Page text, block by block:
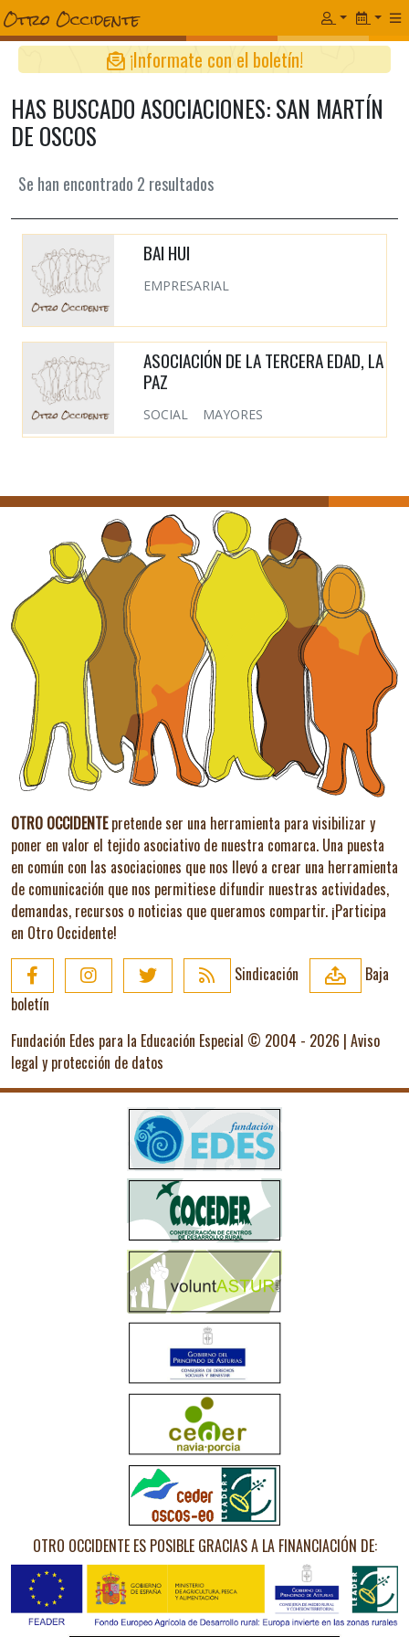
¡Informate con el boletín!
HAS BUSCADO ASOCIACIONES: SAN MARTÍN
DE OSCOS
Se han encontrado 2 resultados
BAI HUI
EMPRESARIAL
ASOCIACIÓN DE LA TERCERA EDAD, LA
PAZ
SOCIAL MAYORES
OTRO OCCIDENTEpretende ser una herramienta para visibilizar y
poner en valor el tejido asociativo de nuestra comarca. Una puesta
en común con las asociaciones que nos llevó a crear una herramienta
de comunicación que nos permitiese difundir nuestras actividades,
demandas, recursos o noticias que queramos compartir. ¡Participa
en Otro Occidente!
Sindicación
Baja
boletín
Fundación Edes para la Educación Especial © 2004 - 2026 | Aviso
legal y protección de datos
OTRO OCCIDENTE ES POSIBLE GRACIAS A LA FINANCIACIÓN DE: